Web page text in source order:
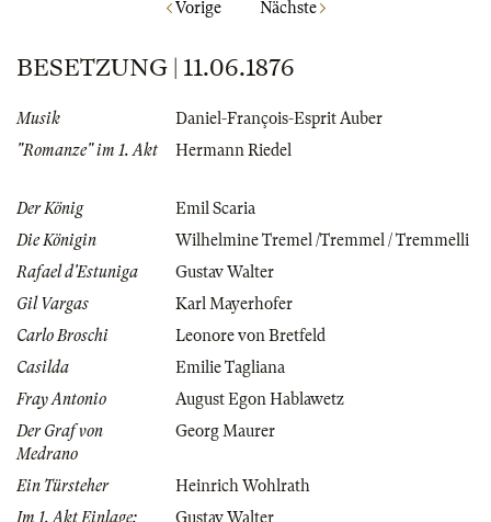
Vorige Nächste
BESETZUNG | 11.06.1876
Musik
Daniel-François-Esprit Auber
"Romanze" im 1. Akt
Hermann Riedel
Der König
Emil Scaria
Die Königin
Wilhelmine Tremel /Tremmel / Tremmelli
Rafael d'Estuniga
Gustav Walter
Gil Vargas
Karl Mayerhofer
Carlo Broschi
Leonore von Bretfeld
Casilda
Emilie Tagliana
Fray Antonio
August Egon Hablawetz
Der Graf von
Medrano
Georg Maurer
Ein Türsteher
Heinrich Wohlrath
Im 1. Akt Einlage:
Gustav Walter